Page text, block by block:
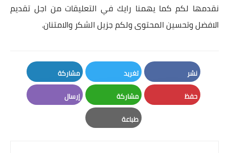
نقدمها لكم كما يهمنا رايك في التعليقات من اجل تقديم
الافضل وتحسين المحتوى ولكم جزيل الشكر والامتنان.
نشر
Facebook
تغريد
Twitter
مشاركة
LinkedIn
حفظ مشاركة
Whatsapp
إرسال
طباعة